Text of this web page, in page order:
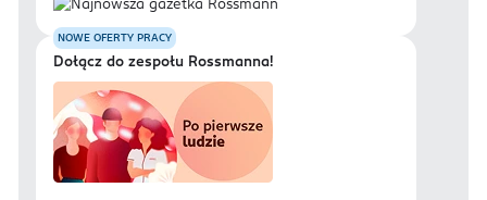
NOWE OFERTY PRACY
Dołącz do zespołu Rossmanna!